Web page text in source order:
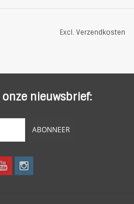
Excl. Verzendkosten
nieuwsbrief:
ABONNEER